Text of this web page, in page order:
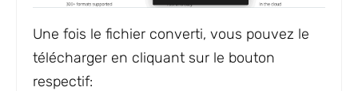
Une fois le fichier converti, vous pouvez le
télécharger en cliquant sur le bouton
respectif: